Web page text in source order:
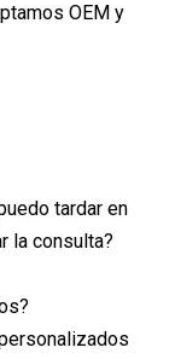
OEM y
tardar en
la consulta?